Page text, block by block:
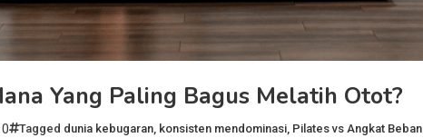
Yang Paling Bagus Melatih Otot?
0 Tagged dunia kebugaran, konsisten mendominasi, Pilates vs Angkat Beban